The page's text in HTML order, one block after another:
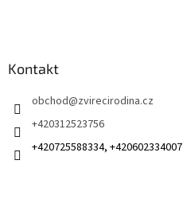
Kontakt
obchod@zvirecirodina.cz
+420312523756
+420725588334, +420602334007